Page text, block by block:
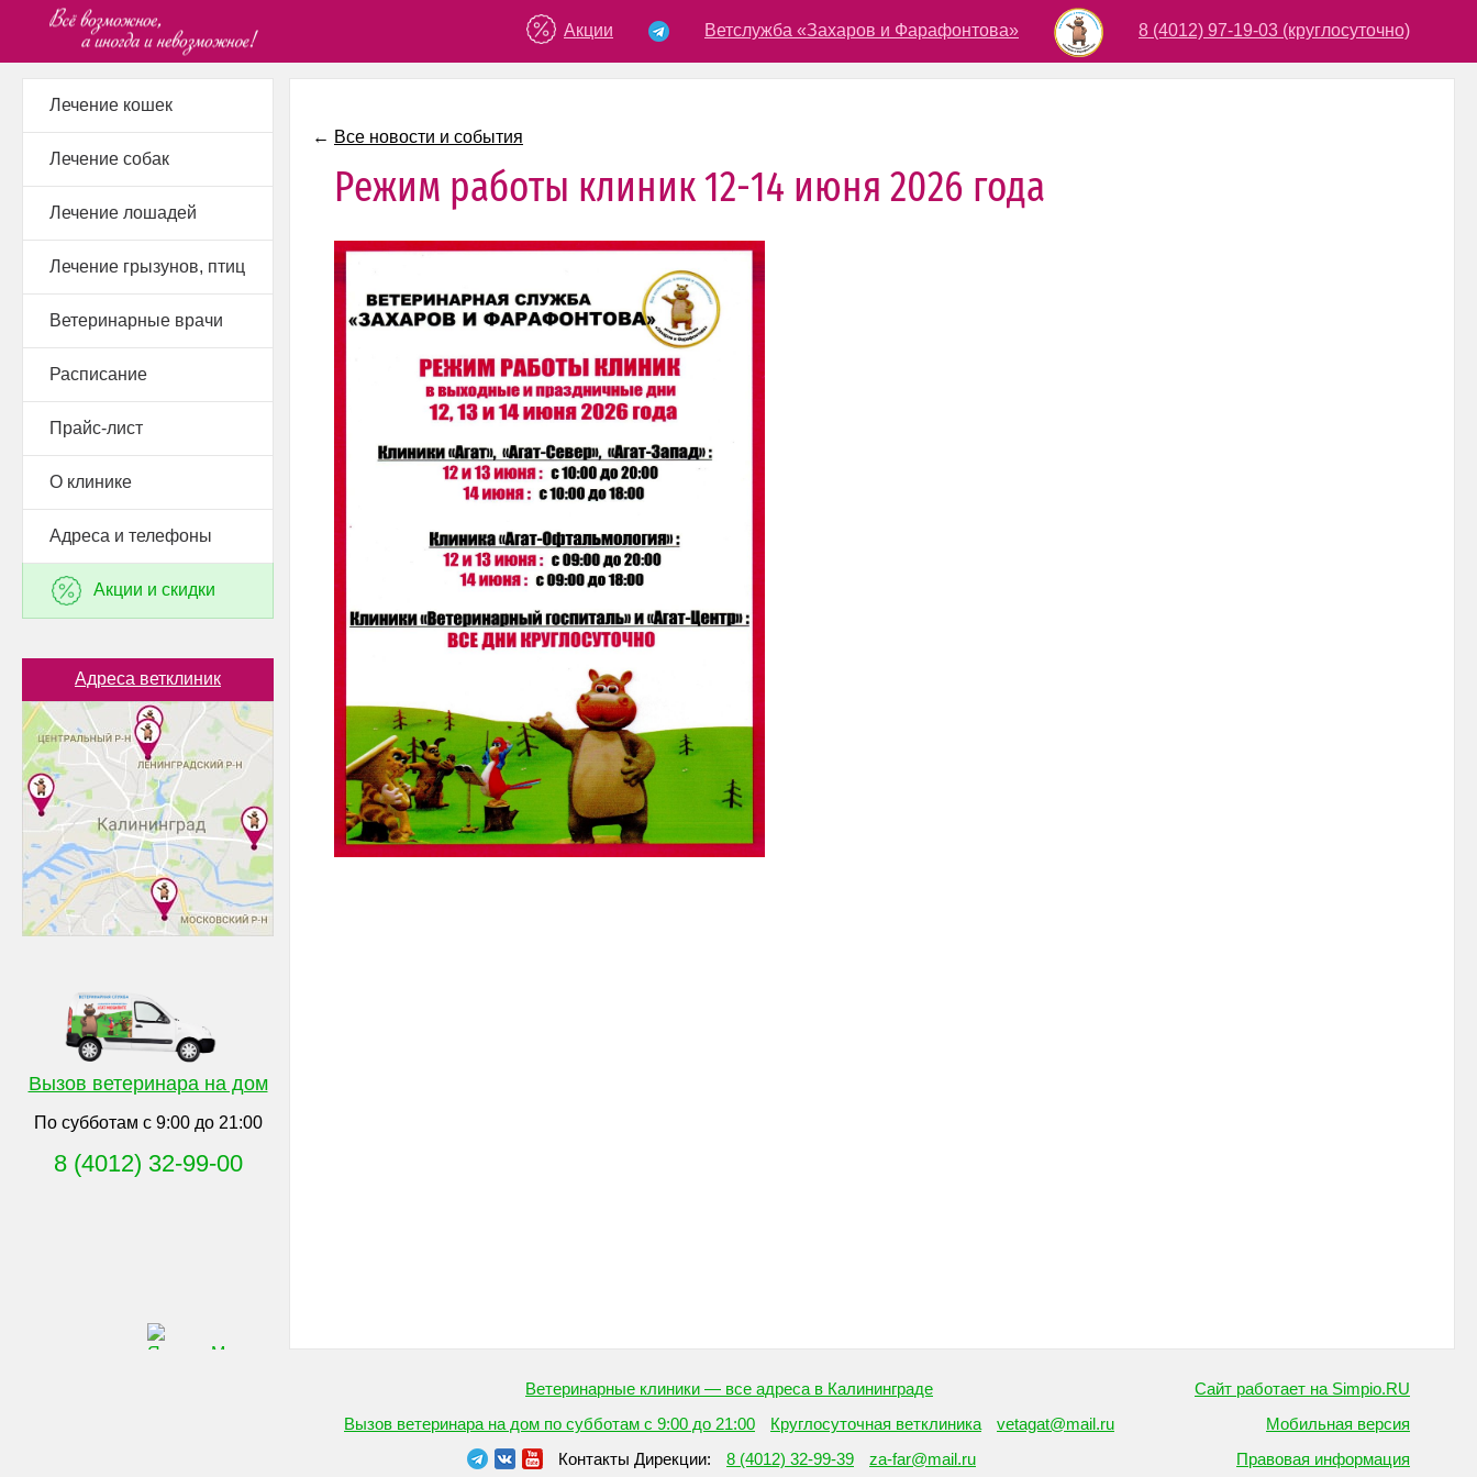
Акции Ветслужба «Захаров и Фарафонтова» 8 (4012) 97-19-03 (круглосуточно)
Лечение кошек
Лечение собак
Лечение лошадей
Лечение грызунов, птиц
Ветеринарные врачи
Расписание
Прайс-лист
О клинике
Адреса и телефоны
Акции и скидки
Адреса ветклиник
Вызов ветеринара на дом
По субботам с 9:00 до 21:00
8 (4012) 32-99-00
← Все новости и события
Режим работы клиник 12-14 июня 2026 года
Ветеринарные клиники — все адреса в Калининграде
Вызов ветеринара на дом по субботам с 9:00 до 21:00
Круглосуточная ветклиника
vetagat@mail.ru
Контакты Дирекции:
8 (4012) 32-99-39 za-far@mail.ru
Сайт работает на Simpio.RU
Мобильная версия
Правовая информация